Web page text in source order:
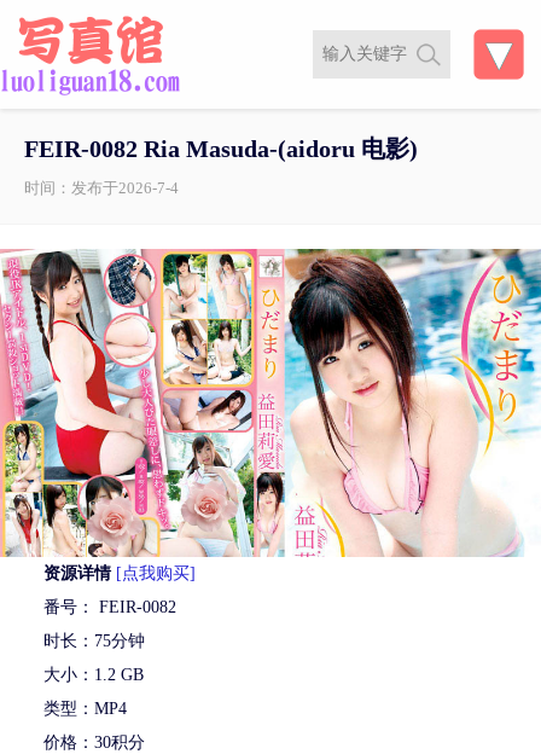
FEIR-0082 Ria Masuda-(aidoru 电影)
时间：发布于2026-7-4
资源详情 [点我购买]
番号： FEIR-0082
时长：75分钟
大小：1.2 GB
类型：MP4
价格：30积分